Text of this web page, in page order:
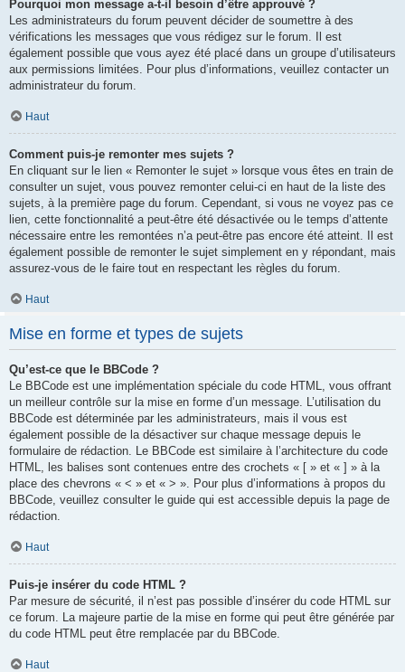
Pourquoi mon message a-t-il besoin d’être approuvé ?
Les administrateurs du forum peuvent décider de soumettre à des
vérifications les messages que vous rédigez sur le forum. Il est
également possible que vous ayez été placé dans un groupe d’utilisateurs
aux permissions limitées. Pour plus d’informations, veuillez contacter un
administrateur du forum.
Haut
Comment puis-je remonter mes sujets ?
En cliquant sur le lien « Remonter le sujet » lorsque vous êtes en train de
consulter un sujet, vous pouvez remonter celui-ci en haut de la liste des
sujets, à la première page du forum. Cependant, si vous ne voyez pas ce
lien, cette fonctionnalité a peut-être été désactivée ou le temps d’attente
nécessaire entre les remontées n’a peut-être pas encore été atteint. Il est
également possible de remonter le sujet simplement en y répondant, mais
assurez-vous de le faire tout en respectant les règles du forum.
Haut
Mise en forme et types de sujets
Qu’est-ce que le BBCode ?
Le BBCode est une implémentation spéciale du code HTML, vous offrant
un meilleur contrôle sur la mise en forme d’un message. L’utilisation du
BBCode est déterminée par les administrateurs, mais il vous est
également possible de la désactiver sur chaque message depuis le
formulaire de rédaction. Le BBCode est similaire à l’architecture du code
HTML, les balises sont contenues entre des crochets « [ » et « ] » à la
place des chevrons « < » et « > ». Pour plus d’informations à propos du
BBCode, veuillez consulter le guide qui est accessible depuis la page de
rédaction.
Haut
Puis-je insérer du code HTML ?
Par mesure de sécurité, il n’est pas possible d’insérer du code HTML sur
ce forum. La majeure partie de la mise en forme qui peut être générée par
du code HTML peut être remplacée par du BBCode.
Haut